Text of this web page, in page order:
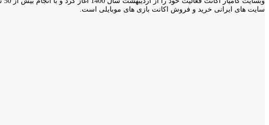
سایت های ایرانی خرید و فروش اکانت بازی های موبایلی است.